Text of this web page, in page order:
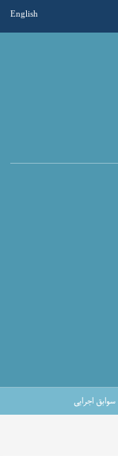
English
سوابق اجرایی